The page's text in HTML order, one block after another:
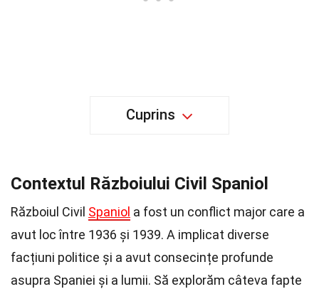
Cuprins
Contextul Războiului Civil Spaniol
Războiul Civil Spaniol a fost un conflict major care a
avut loc între 1936 și 1939. A implicat diverse
facțiuni politice și a avut consecințe profunde
asupra Spaniei și a lumii. Să explorăm câteva fapte